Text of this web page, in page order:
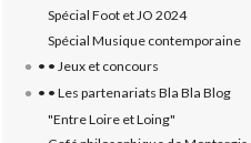
Spécial Foot et JO 2024
Spécial Musique contemporaine
• • Jeux et concours
• • Les partenariats Bla Bla Blog
"Entre Loire et Loing"